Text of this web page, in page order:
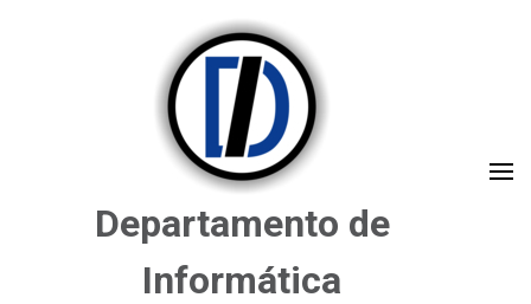
Departamento de
Informática